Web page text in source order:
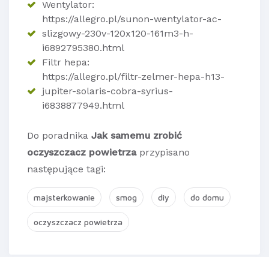
Wentylator:
https://allegro.pl/sunon-wentylator-ac-
slizgowy-230v-120x120-161m3-h-
i6892795380.html
Filtr hepa:
https://allegro.pl/filtr-zelmer-hepa-h13-
jupiter-solaris-cobra-syrius-
i6838877949.html
Do poradnika Jak samemu zrobić
oczyszczacz powietrzaprzypisano
następujące tagi:
majsterkowanie smog diy do domu
oczyszczacz powietrza